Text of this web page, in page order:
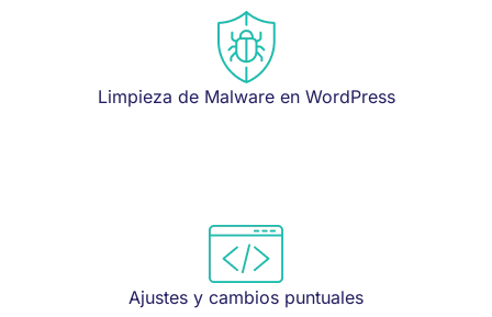
Limpieza de Malware en WordPress
Ajustes y cambios puntuales